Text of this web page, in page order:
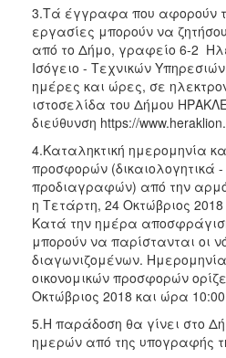
ΤΟΠΟΣ
ΠΟΛΙΤΙΣΜΟΣ
ΑΝΘΕΚΤΙΚΗ
ΠΟΛΗ
3.Τά έγγραφα που αφορούν
εργασίες μπορούν να
από το Δήμο, γραφείο 6-2
Ισόγειο - Τεχνικών
ημέρες και ώρες, σε
ιστοσελίδα του Δήμου
διεύθυνση https://
4.Καταληκτική ημερομηνία
προσφορών (δικαιολογητικά -
προδιαγραφών) από την
η Τετάρτη, 24 Οκτώβριος
Κατά την ημέρα
μπορούν να παρίστανται οι
διαγωνιζομένων.
οικονομικών προσφορών
Οκτώβριος 2018 και ώρα
5.Η παράδοση θα γίνει στο
ημερών από της υπογραφής